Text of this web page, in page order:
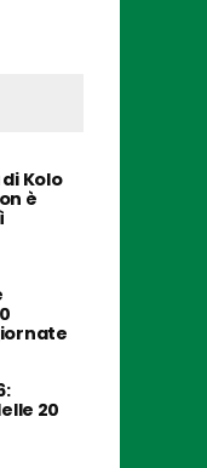
Kolo
è
20